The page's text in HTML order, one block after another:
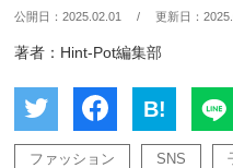
公開日：2025.02.01 / 更新日：
著者：Hint-Pot編集部
B!
ファッション SNS